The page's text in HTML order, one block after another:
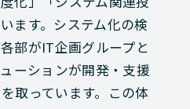
ます。システム化の検
部がIT企画グループと
ーションが開発・支援
取っています。この体